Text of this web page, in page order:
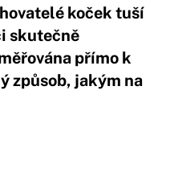
koček tuší
skutečně
přímo k
způsob, jakým na